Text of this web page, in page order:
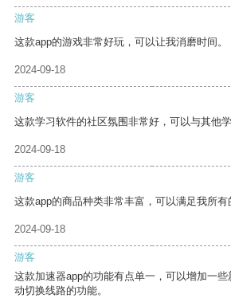
游客
这款app的游戏非常好玩，可以让我消磨时间。
2024-09-18
游客
这款学习软件的社区氛围非常好，可以与其他
2024-09-18
游客
这款app的商品种类非常丰富，可以满足我所有
2024-09-18
游客
这款加速器app的功能有点单一，可以增加一
动切换线路的功能。